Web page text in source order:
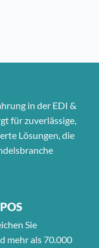
in der EDI &
für zuverlässige,
Lösungen, die
Sie
mehr als 70.000